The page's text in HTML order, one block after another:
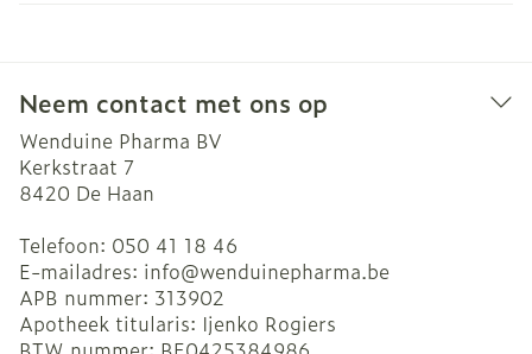
Neem contact met ons op
Wenduine Pharma BV
Kerkstraat 7
8420 De Haan
Telefoon: 050 41 18 46
E-mailadres: info@wenduinepharma.be
APB nummer: 313902
Apotheek titularis: Ijenko Rogiers